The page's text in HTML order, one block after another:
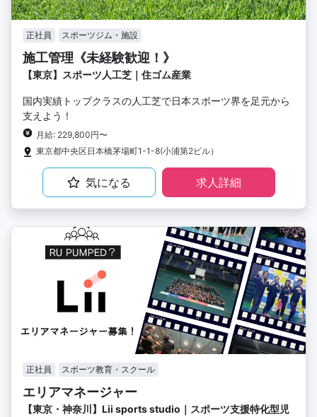
正社員 スポーツジム・施設
施工管理《未経験歓迎！》
【東京】スポーツ人工芝｜住ゴム産業
国内実績トップクラスの人工芝で日本スポーツ界を足元から
支えよう！
月給: 229,800円〜
東京都中央区日本橋茅場町1-1-8(小浦第2ビル）
気になる 求人詳細
正社員 スポーツ教育・スクール
エリアマネージャー
【東京・神奈川】Lii sports studio｜スポーツ支援特化型児